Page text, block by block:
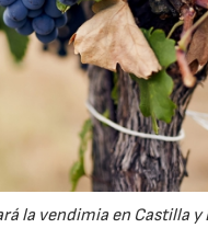
la vendimia en Castilla y